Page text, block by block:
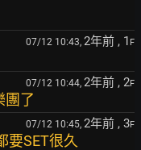
07/12 10:43, 2年前 , 1 F
07/12 10:44, 2年前 , 2F
團了
07/12 10:45, 2年前 , 3F
要SET很久